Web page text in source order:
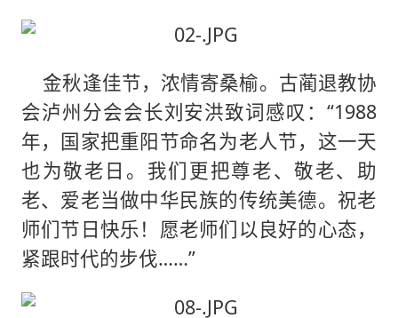
金秋逢佳节，浓情寄桑榆。古蔺退教协
会泸州分会会长刘安洪致词感叹：“1988
年，国家把重阳节命名为老人节，这一天
也为敬老日。我们更把尊老、敬老、助
老、爱老当做中华民族的传统美德。祝老
师们节日快乐！愿老师们以良好的心态，
紧跟时代的步伐……”